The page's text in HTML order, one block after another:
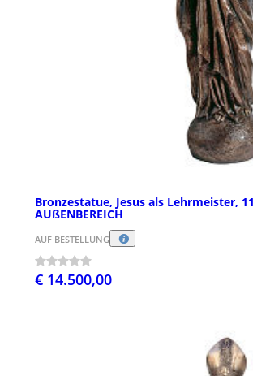
Bronzestatue, Jesus als Lehrmeister,
AUßENBEREICH
AUF BESTELLUNG
€ 14.500,00